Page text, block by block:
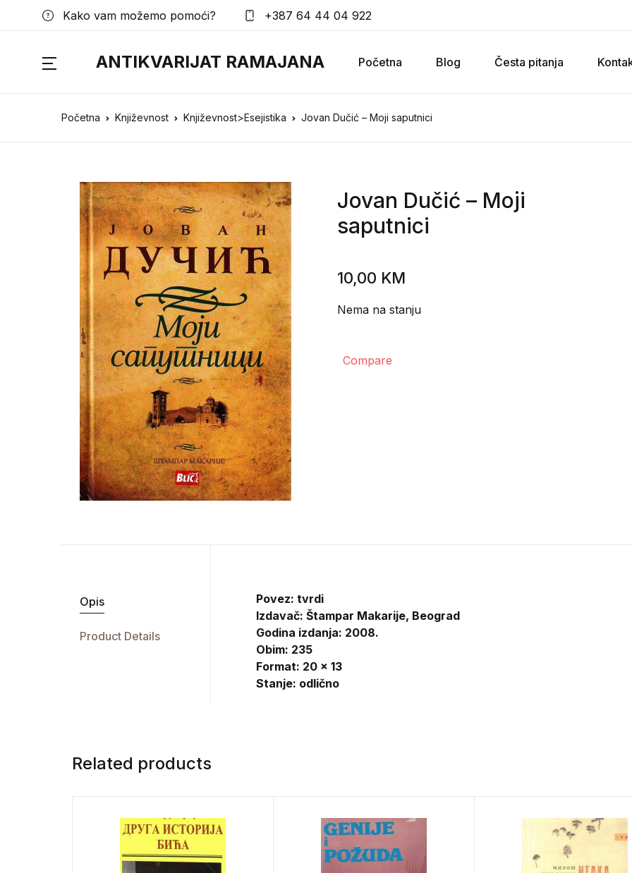
Kako vam možemo pomoći? +387 64 44 04 922
ANTIKVARIJAT RAMAJANA Početna Blog Česta pitanja
Početna Književnost Književnost>Esejistika Jovan Dučić – Moji saputnici
Jovan Dučić – Moji
saputnici
10,00 KM
Nema na stanju
Compare
Opis
Product Details
Povez: tvrdi
Izdavač: Štampar Makarije, Beograd
Godina izdanja: 2008.
Obim: 235
Format: 20 x 13
Stanje: odlično
Related products